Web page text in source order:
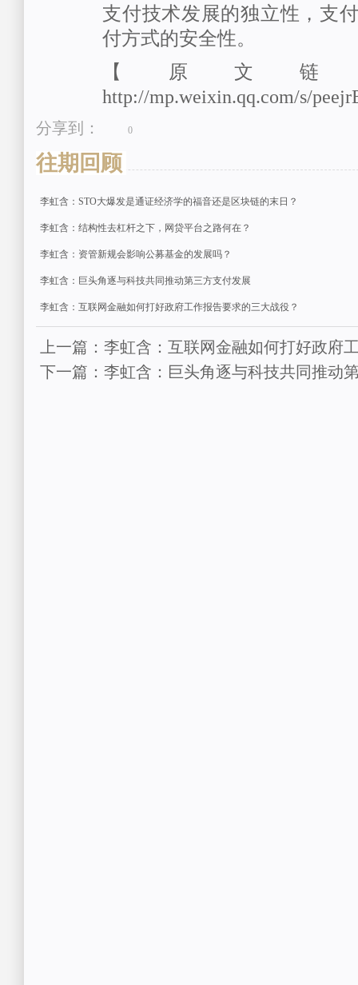
支付技术发展的独立性，支
付方式的安全性。
【原文链
http://mp.weixin.qq.com/s/
分享到： 0
往期回顾
李虹含：STO大爆发是通证经济学的福音还是区块链的末日？
李虹含：结构性去杠杆之下，网贷平台之路何在？
李虹含：资管新规会影响公募基金的发展吗？
李虹含：巨头角逐与科技共同推动第三方支付发展
李虹含：互联网金融如何打好政府工作报告要求的三大战役？
上一篇：李虹含：互联网金融如何打好政府
下一篇：李虹含：巨头角逐与科技共同推动